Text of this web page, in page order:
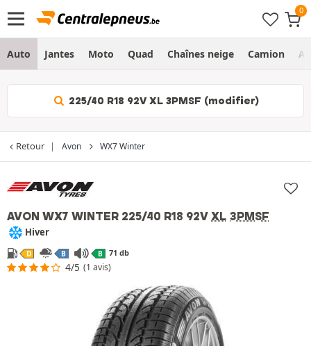
Auto Jantes Moto Quad Chaînes neige Camion
225/40 R18 92V XL 3PMSF (modifier)
Retour Avon WX7 Winter
AVON WX7 WINTER 225/40 R18 92V XL 3PMSF
Hiver
D B B 71 db
4/5 (1 avis)